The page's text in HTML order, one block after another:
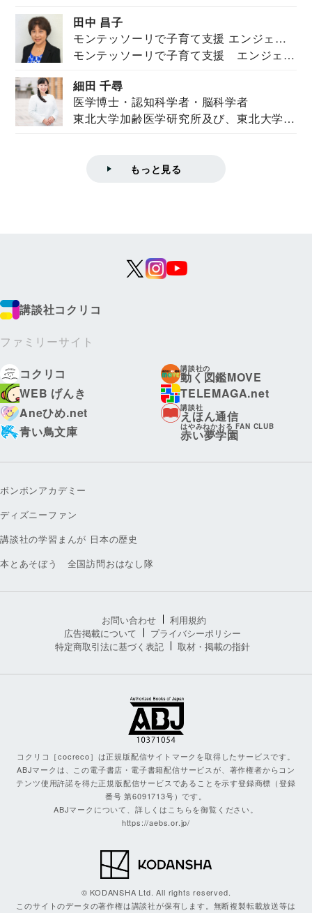
田中 昌子
モンテッソーリで子育て支援 エンジェル
ズハウス研究所所長
モンテッソーリで子育て支援 エンジェル
細田 千尋
医学博士・認知科学者・脳科学者
東北大学加齢医学研究所及び、東北大学大
もっと見る
講談社コクリコ
ファミリーサイト
コクリコ
講談社の
動く図鑑MOVE
WEB げんき
TELEMAGA.net
Aneひめ.net
講談社
えほん通信
青い鳥文庫
はやみねかおる FAN CLUB
赤い夢学園
ボンボンアカデミー
ディズニーファン
講談社の学習まんが 日本の歴史
本とあそぼう 全国訪問おはなし隊
お問い合わせ
利用規約
広告掲載について
プライバシーポリシー
特定商取引法に基づく表記
取材・掲載の指針
コクリコ［cocreco］は正規版配信サイトマークを取得したサービスです。
ABJマークは、この電子書店・電子書籍配信サービスが、著作権者からコン
テンツ使用許諾を得た正規版配信サービスであることを示す登録商標（登録
番号 第6091713号）です。
ABJマークについて、詳しくはこちらを御覧ください。
https://aebs.or.jp/
© KODANSHA Ltd. All rights reserved.
このサイトのデータの著作権は講談社が保有します。無断複製転載放送等は